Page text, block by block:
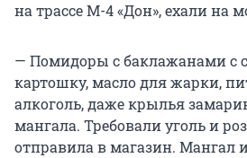
на трассе М-4 «Дон», ехали на
— Помидоры с баклажанами с
картошку, масло для жарки,
алкоголь, даже крылья
мангала. Требовали уголь и
отправила в магазин. Мангал